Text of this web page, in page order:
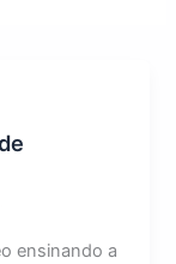
ensinando a